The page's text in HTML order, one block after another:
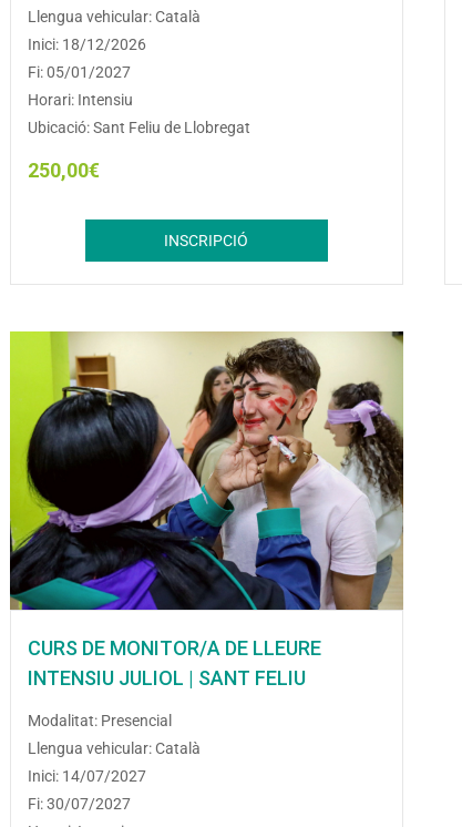
Llengua vehicular: Català
Inici: 18/12/2026
Fi: 05/01/2027
Horari: Intensiu
Ubicació: Sant Feliu de Llobregat
250,00€
INSCRIPCIÓ
CURS DE MONITOR/A DE LLEURE
INTENSIU JULIOL | SANT FELIU
Modalitat: Presencial
Llengua vehicular: Català
Inici: 14/07/2027
Fi: 30/07/2027